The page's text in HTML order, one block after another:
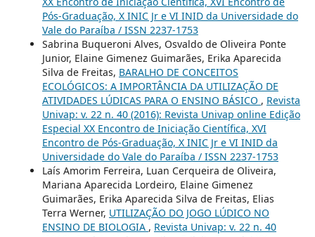
Pós-Graduação, X INIC Jr e VI INID da Universidade do
Vale do Paraíba / ISSN 2237-1753
Sabrina Buqueroni Alves, Osvaldo de Oliveira Ponte
Junior, Elaine Gimenez Guimarães, Erika Aparecida
Silva de Freitas, BARALHO DE CONCEITOS
ECOLÓGICOS: A IMPORTÂNCIA DA UTILIZAÇÃO DE
ATIVIDADES LÚDICAS PARA O ENSINO BÁSICO , Revista
Univap: v. 22 n. 40 (2016): Revista Univap online Edição
Especial XX Encontro de Iniciação Científica, XVI
Encontro de Pós-Graduação, X INIC Jr e VI INID da
Universidade do Vale do Paraíba / ISSN 2237-1753
Laís Amorim Ferreira, Luan Cerqueira de Oliveira,
Mariana Aparecida Lordeiro, Elaine Gimenez
Guimarães, Erika Aparecida Silva de Freitas, Elias
Terra Werner, UTILIZAÇÃO DO JOGO LÚDICO NO
ENSINO DE BIOLOGIA , Revista Univap: v. 22 n. 40